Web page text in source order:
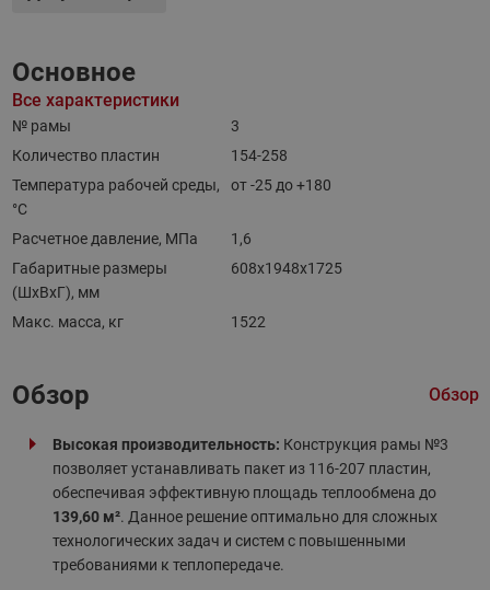
Основное
Все характеристики
№ рамы
3
Количество пластин
154-258
Температура рабочей среды,
°С
от -25 до +180
Расчетное давление, МПа
1,6
Габаритные размеры
(ШхВхГ), мм
608х1948х1725
Макс. масса, кг 1522
Обзор Обзор
Высокая производительность: Конструкция рамы №3
позволяет устанавливать пакет из 116-207 пластин,
обеспечивая эффективную площадь теплообмена до
139,60 м². Данное решение оптимально для сложных
технологических задач и систем с повышенными
требованиями к теплопередаче.